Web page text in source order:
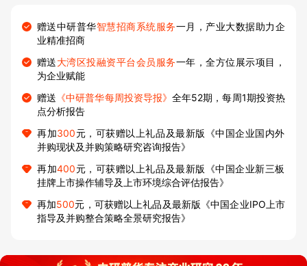
赠送中研普华智慧招商系统服务一月，产业大数据助力企
业精准招商
赠送大湾区投融资平台会员服务一年，全方位展示项目，
为企业赋能
赠送 《中研普华每周投资导报》全年52期，每周1期投资热
点分析报告
再加300元，可获赠以上礼品及最新版《中国企业国内外
并购现状及并购策略研究咨询报告》
再加400元，可获赠以上礼品及最新版《中国企业新三板
挂牌上市操作辅导及上市环境综合评估报告》
再加500元，可获赠以上礼品及最新版《中国企业IPO上市
指导及并购整合策略全景研究报告》